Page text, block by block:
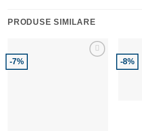
PRODUSE SIMILARE
-7% -8%